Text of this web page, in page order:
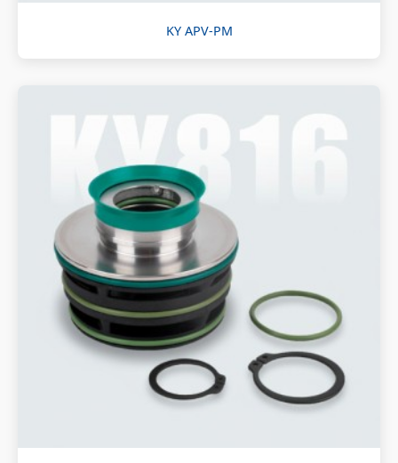
KY APV-PM